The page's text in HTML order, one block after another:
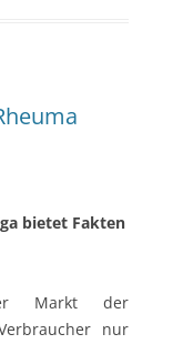
bietet Fakten
Markt der
nur